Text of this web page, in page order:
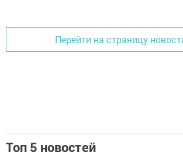
Перейти на страницу
Топ 5 новостей